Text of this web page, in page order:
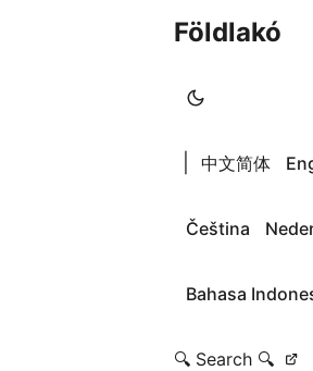
Földlakó
中文简体
Čeština
Bahasa
🔍 Search 🔍